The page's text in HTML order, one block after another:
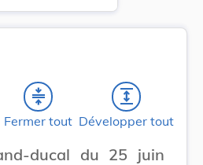
compress
Fermer tout
expand
Développer tout
ducal du 25 juin